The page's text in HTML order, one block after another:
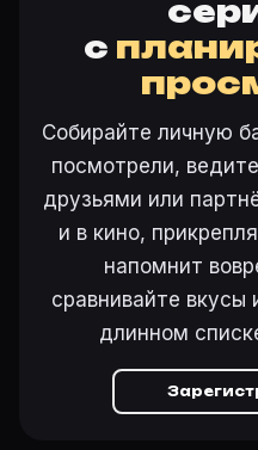
с
Собирайте личную
посмотрели,
друзьями или
и в кино,
напомнит
сравнивайте
длинном